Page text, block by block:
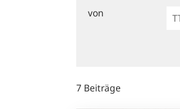
von
7 Beiträge